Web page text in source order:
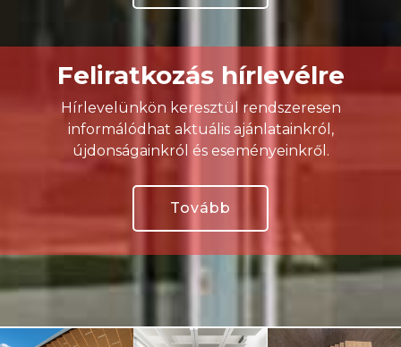
Feliratkozás hírlevélre
Hírlevelünkön keresztül rendszeresen
informálódhat aktuális ajánlatainkról,
újdonságainkról és eseményeinkről.
Tovább